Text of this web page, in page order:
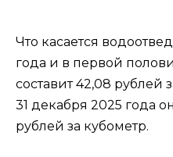
Что касается
года и в первой
составит 42,08 рублей
31 декабря 2025 года
рублей за кубометр.